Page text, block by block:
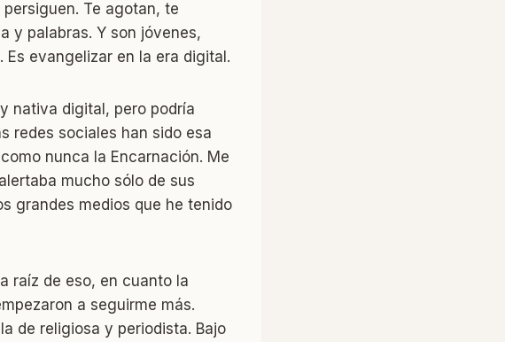
Te agotan, te
y palabras. Y son jóvenes,
evangelizar en la era digital.
nativa digital, pero podría
redes sociales han sido esa
nunca la Encarnación. Me
mucho sólo de sus
grandes medios que he tenido
raíz de eso, en cuanto la
a seguirme más.
de religiosa y periodista. Bajo